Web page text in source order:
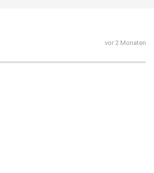
vor 2 Monaten